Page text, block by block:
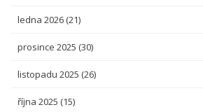
ledna 2026 (21)
prosince 2025 (30)
listopadu 2025 (26)
října 2025 (15)